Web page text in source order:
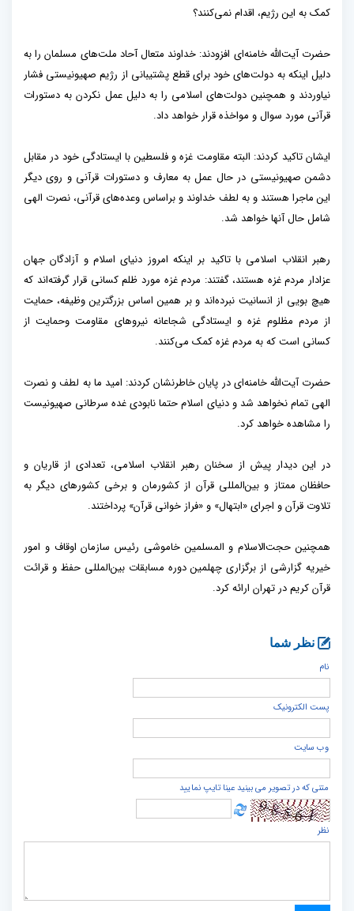
کمک به این رژیم، اقدام نمی‌کنند؟
حضرت آیت‌الله خامنه‌ای افزودند: خداوند متعال آحاد ملت‌های مسلمان را به
دلیل اینکه به دولت‌های خود برای قطع پشتیبانی از رژیم صهیونیستی فشار
نیاوردند و همچنین دولت‌های اسلامی را به دلیل عمل نکردن به دستورات
قرآنی مورد سوال و مواخذه قرار خواهد داد.
ایشان تاکید کردند: البته مقاومت غزه و فلسطین با ایستادگی خود در مقابل
دشمن صهیونیستی در حال عمل به معارف و دستورات قرآنی و روی دیگر
این ماجرا هستند و به لطف خداوند و براساس وعده‌های قرآنی، نصرت الهی
شامل حال آنها خواهد شد.
رهبر انقلاب اسلامی با تاکید بر اینکه امروز دنیای اسلام و آزادگان جهان
عزادار مردم غزه هستند، گفتند: مردم غزه مورد ظلم کسانی قرار گرفته‌اند که
هیچ بویی از انسانیت نبرده‌اند و بر همین اساس بزرگترین وظیفه، حمایت
از مردم مظلوم غزه و ایستادگی شجاعانه نیروهای مقاومت وحمایت از
کسانی است که به مردم غزه کمک می‌کنند.
حضرت آیت‌الله خامنه‌ای در پایان خاطرنشان کردند: امید ما به لطف و نصرت
الهی تمام نخواهد شد و دنیای اسلام حتما نابودی غده سرطانی صهیونیست
را مشاهده خواهد کرد.
در این دیدار پیش از سخنان رهبر انقلاب اسلامی، تعدادی از قاریان و
حافظان ممتاز و بین‌المللی قرآن از کشورمان و برخی کشورهای دیگر به
تلاوت قرآن و اجرای «ابتهال» و «فراز خوانی قرآن» پرداختند.
همچنین حجت‌الاسلام و المسلمین خاموشی رئیس سازمان اوقاف و امور
خیریه گزارشی از برگزاری چهلمین دوره مسابقات بین‌المللی حفظ و قرائت
قرآن کریم در تهران ارائه کرد.
نظر شما
نام
پست الكترونيک
وب سایت
متنی که در تصویر می بینید عینا تایپ نمایید
نظر